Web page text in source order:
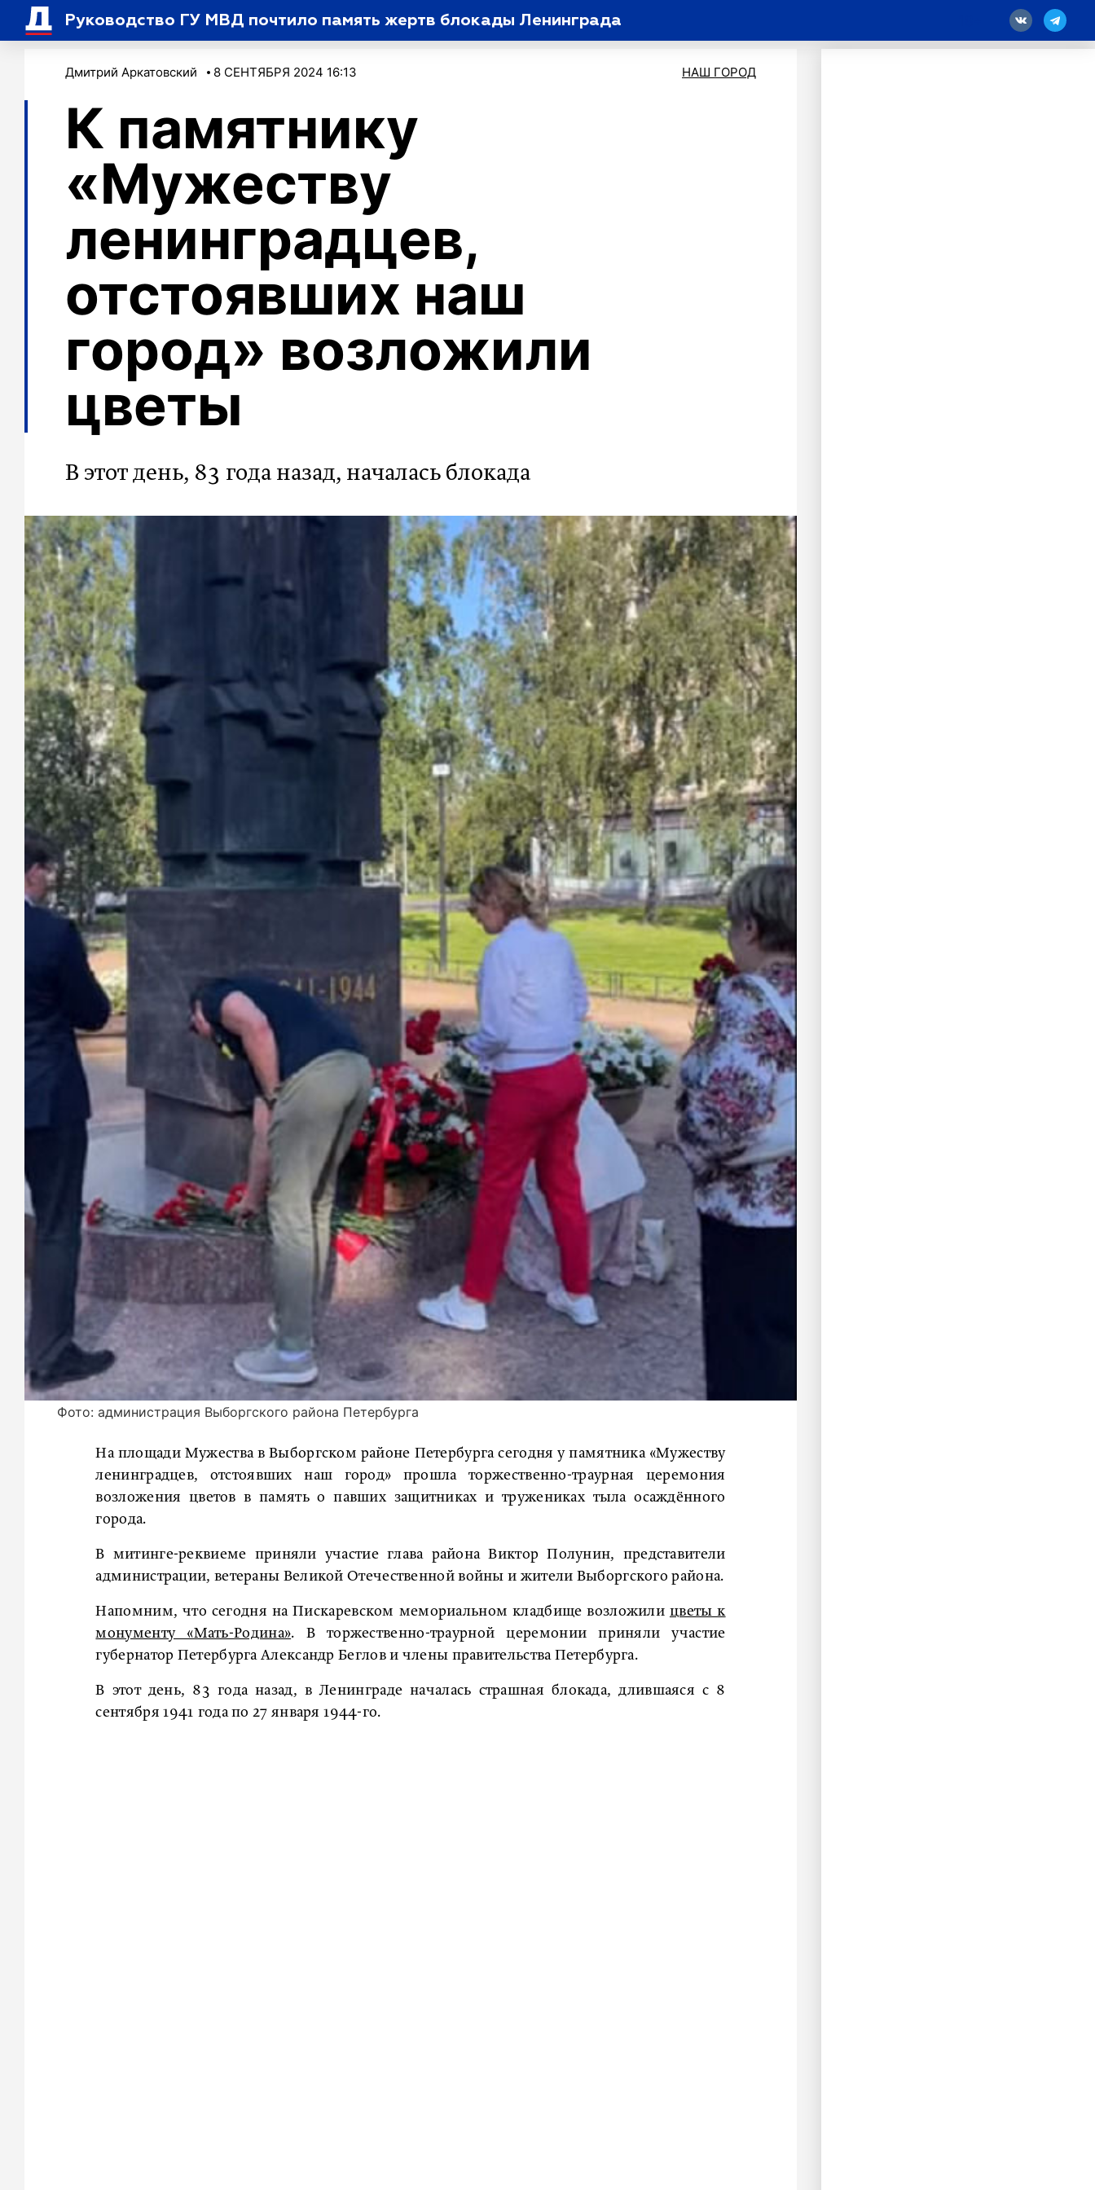
Руководство ГУ МВД почтило память жертв блокады Ленинграда
Дмитрий Аркатовский 8 СЕНТЯБРЯ 2024 16:13 НАШ ГОРОД
К памятнику
«Мужеству
ленинградцев,
отстоявших наш
город» возложили
цветы
В этот день, 83 года назад, началась блокада
Фото: администрация Выборгского района Петербурга
На площади Мужества в Выборгском районе Петербурга сегодня у памятника «Мужеству
ленинградцев, отстоявших наш город» прошла торжественно-траурная церемония
возложения цветов в память о павших защитниках и тружениках тыла осаждённого
города.
В митинге-реквиеме приняли участие глава района Виктор Полунин, представители
администрации, ветераны Великой Отечественной войны и жители Выборгского района.
Напомним, что сегодня на Пискаревском мемориальном кладбище возложили цветы к
монументу «Мать-Родина». В торжественно-траурной церемонии приняли участие
губернатор Петербурга Александр Беглов и члены правительства Петербурга.
В этот день, 83 года назад, в Ленинграде началась страшная блокада, длившаяся с 8
сентября 1941 года по 27 января 1944-го.